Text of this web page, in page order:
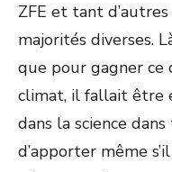
ZFE et tant
majorités diverses.
que pour gagner ce
climat, il fallait être
dans la science
d’apporter même